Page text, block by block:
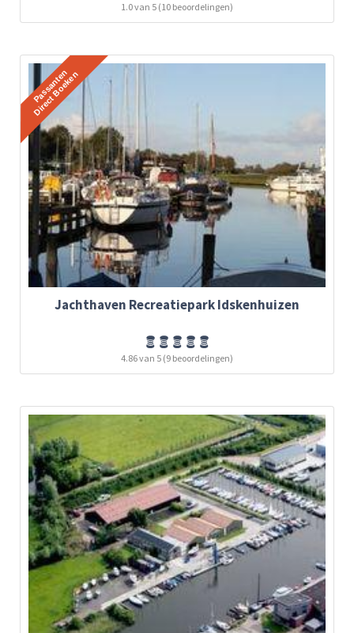
1.0 van 5 (10 beoordelingen)
Jachthaven Recreatiepark Idskenhuizen
4.86 van 5 (9 beoordelingen)